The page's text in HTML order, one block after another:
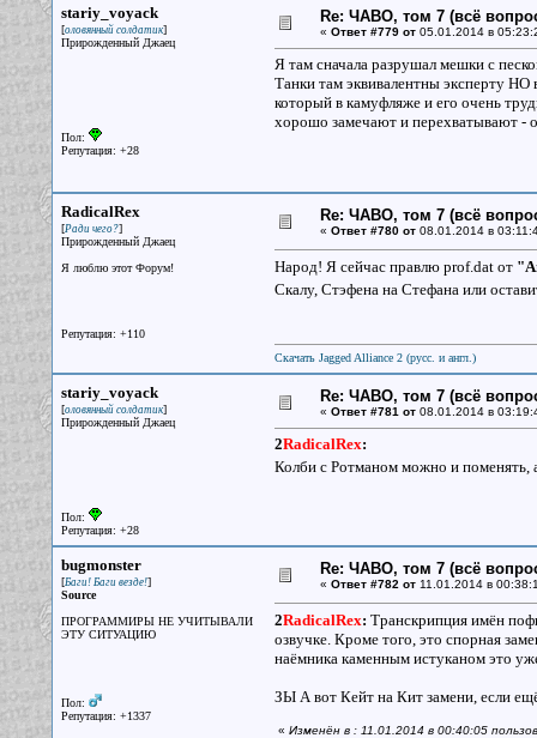
stariy_voyack
[оловянный солдатик]
Прирожденный Джаец
Пол:
Репутация: +28
Re: ЧАВО, том 7 (всё
« Ответ #779 от05.01.2014 в
Я там сначала разрушал мешки с
Танки там эквивалентны эксперту
который в камуфляже и его очень
хорошо замечают и перехватывают -
RadicalRex
[Ради чего?]
Прирожденный Джаец
Я люблю этот Форум!
Репутация: +110
Re: ЧАВО, том 7 (всё
« Ответ #780 от08.01.2014 в
Народ! Я сейчас правлю prof.dat от
Скалу, Стэфена на Стефана или
Скачать Jagged Alliance 2 (русс. и англ.)
stariy_voyack
[оловянный солдатик]
Прирожденный Джаец
Пол:
Репутация: +28
Re: ЧАВО, том 7 (всё
« Ответ #781 от08.01.2014 в
2RadicalRex:
Колби с Ротманом можно и
bugmonster
[Баги! Баги везде!]
Source
ПРОГРАММИРЫ НЕ УЧИТЫВАЛИ
ЭТУ СИТУАЦИЮ
Пол:
Репутация: +1337
Re: ЧАВО, том 7 (всё
« Ответ #782 от11.01.2014 в
2RadicalRex: Транскрипция имён
озвучке. Кроме того, это спорная
наёмника каменным истуканом это
ЗЫ А вот Кейт на Кит замени, если
« Изменён в : 11.01.2014 в 00:40:05